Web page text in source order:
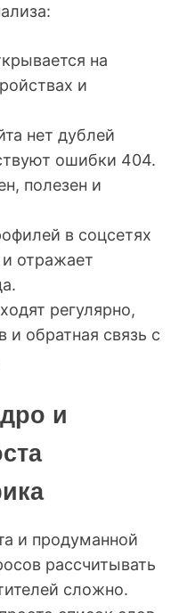
на
и
нет дублей
ошибки 404.
полезен и
в соцсетях
отражает
регулярно,
и обратная связь с
и
и продуманной
рассчитывать
сложно.